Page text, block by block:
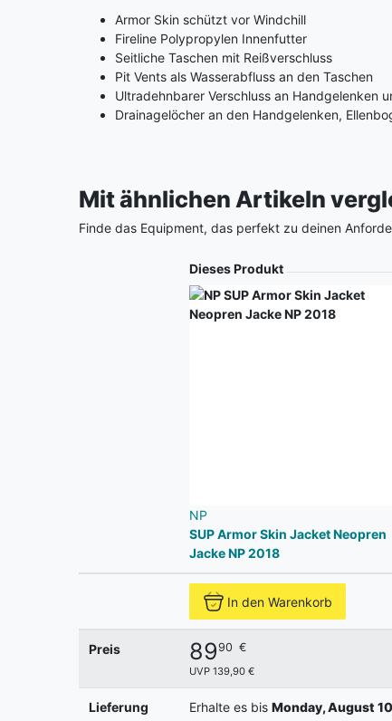
Armor Skin schützt vor Windchill
Fireline Polypropylen Innenfutter
Seitliche Taschen mit Reißverschluss
Pit Vents als Wasserabfluss an den Taschen
Ultradehnbarer Verschluss an Handgelenken
Drainagelöcher an den Handgelenken,
Mit ähnlichen Artikeln
Finde das Equipment, das perfekt zu deinen
Dieses Produkt
NP
SUP Armor Skin Jacket Neopren
Jacke NP 2018
In den Warenkorb
Preis 8990 €
UVP 139,90 €
Lieferung Erhalte es bis Monday, August